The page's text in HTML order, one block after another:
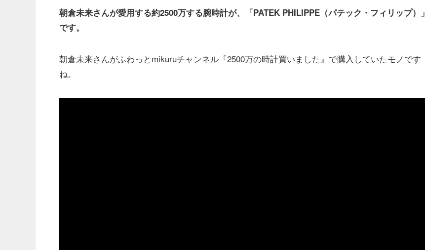
朝倉未来さんが愛用する約2500万する腕時計が、「PATEK PHILIPPE（パテック・フィリップ）」
です。
朝倉未来さんがふわっとmikuruチャンネル『2500万の時計買いました』で購入していたモノです
ね。